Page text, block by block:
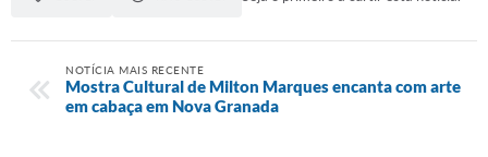
AgendaNOTÍCIA MAIS RECENTE
Mostra Cultural de Milton Marques encanta com arte
em cabaça em Nova Granada